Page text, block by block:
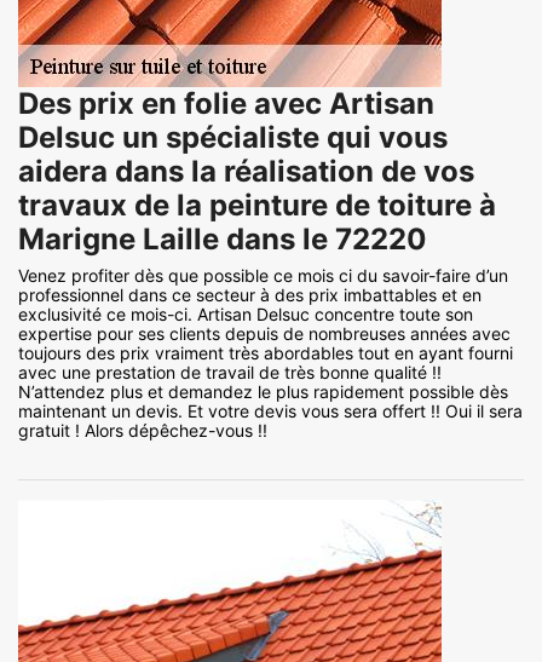
Des prix en folie avec Artisan
Delsuc un spécialiste qui vous
aidera dans la réalisation de vos
travaux de la peinture de toiture à
Marigne Laille dans le 72220
Venez profiter dès que possible ce mois ci du savoir-faire d’un
professionnel dans ce secteur à des prix imbattables et en
exclusivité ce mois-ci. Artisan Delsuc concentre toute son
expertise pour ses clients depuis de nombreuses années avec
toujours des prix vraiment très abordables tout en ayant fourni
avec une prestation de travail de très bonne qualité !!
N’attendez plus et demandez le plus rapidement possible dès
maintenant un devis. Et votre devis vous sera offert !! Oui il sera
gratuit ! Alors dépêchez-vous !!